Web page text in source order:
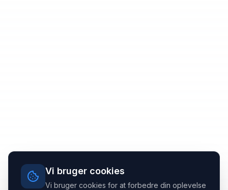
Vi bruger cookies
Vi bruger cookies for at forbedre din oplevelse